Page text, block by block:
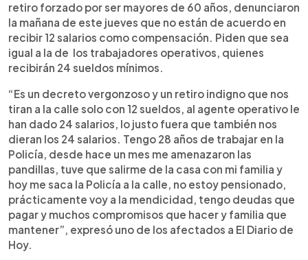
retiro forzado por ser mayores de 60 años, denunciaron
la mañana de este jueves que no están de acuerdo en
recibir 12 salarios como compensación. Piden que sea
igual a la de los trabajadores operativos, quienes
recibirán 24 sueldos mínimos.
“Es un decreto vergonzoso y un retiro indigno que nos
tiran a la calle solo con 12 sueldos, al agente operativo le
han dado 24 salarios, lo justo fuera que también nos
dieran los 24 salarios. Tengo 28 años de trabajar en la
Policía, desde hace un mes me amenazaron las
pandillas, tuve que salirme de la casa con mi familia y
hoy me saca la Policía a la calle, no estoy pensionado,
prácticamente voy a la mendicidad, tengo deudas que
pagar y muchos compromisos que hacer y familia que
mantener”, expresó uno de los afectados a El Diario de
Hoy.